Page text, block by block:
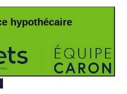
hypothécaire